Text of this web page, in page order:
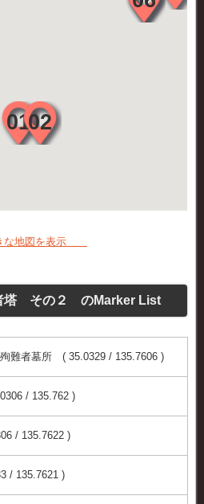
地図を表示
塔 その２ のMarker List
難者墓所 ( 35.0329 / 135.7606 )
/ 135.762 )
/ 135.7622 )
135.7621 )